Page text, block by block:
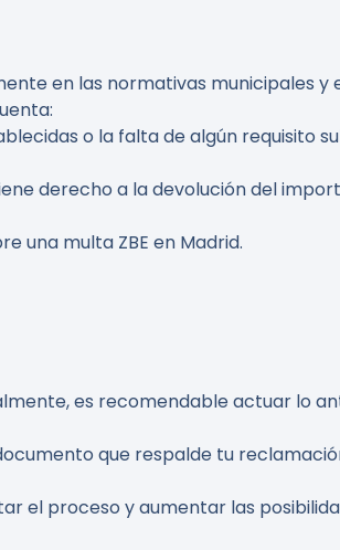
en las normativas municipales y
o la falta de algún requisito
derecho a la devolución del
una multa ZBE en Madrid.
es recomendable actuar lo
que respalde tu
el proceso y aumentar las